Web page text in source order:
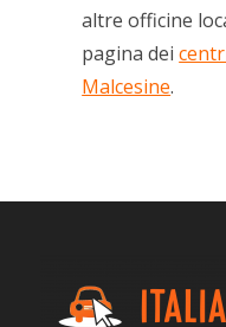
altre officine
pagina dei
Malcesine.